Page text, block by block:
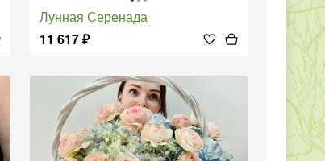
Лунная Серенада
11 617₽